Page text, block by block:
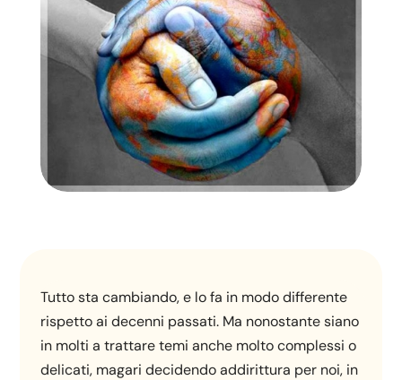
Tutto sta cambiando, e lo fa in modo differente
rispetto ai decenni passati. Ma nonostante siano
in molti a trattare temi anche molto complessi o
delicati, magari decidendo addirittura per noi, in